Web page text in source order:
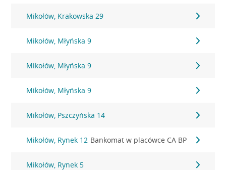
Mikołów, Krakowska 29
Mikołów, Młyńska 9
Mikołów, Młyńska 9
Mikołów, Młyńska 9
Mikołów, Pszczyńska 14
Mikołów, Rynek 12 Bankomat w placówce CA BP
Mikołów, Rynek 5